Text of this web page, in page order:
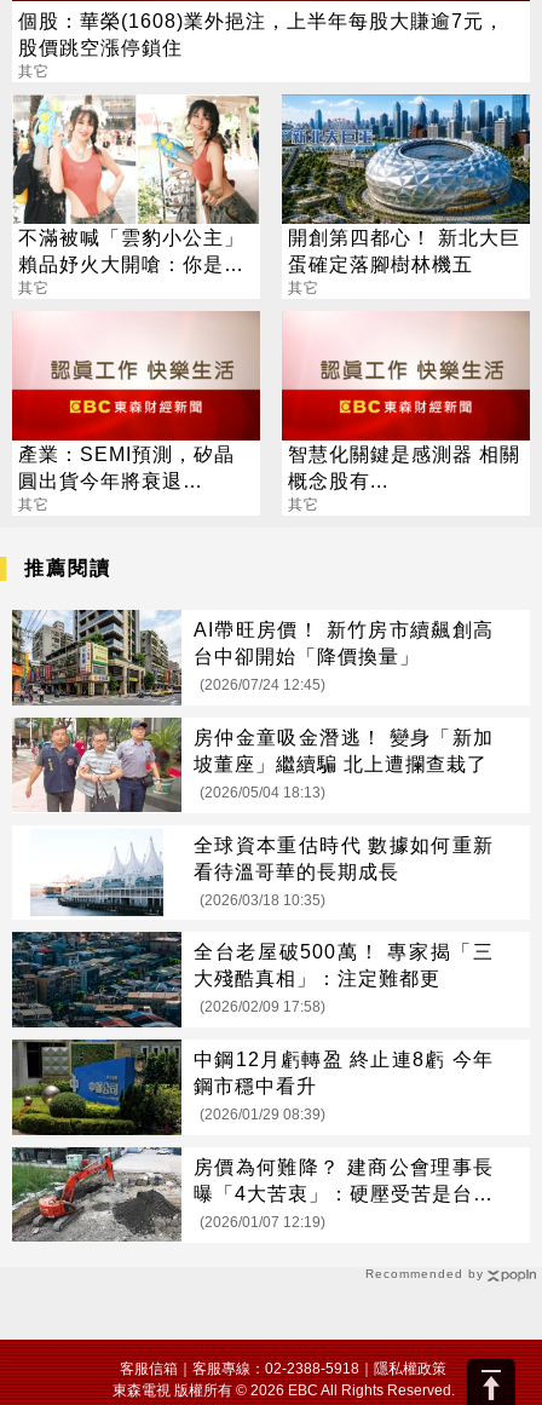
個股：華榮(1608)業外挹注，上半年每股大賺逾7元，
股價跳空漲停鎖住
其它
不滿被喊「雲豹小公主」
賴品妤火大開嗆：你是奴
才命？
其它
開創第四都心！ 新北大巨
蛋確定落腳樹林機五
其它
產業：SEMI預測，矽晶
圓出貨今年將衰退
14.1%，明年起回春，後
其它
智慧化關鍵是感測器 相關
概念股有...
其它
Recommended by
推薦閱讀
AI帶旺房價！ 新竹房市續飆創高
台中卻開始「降價換量」
(2026/07/24 12:45)
房仲金童吸金潛逃！ 變身「新加
坡董座」繼續騙 北上遭攔查栽了
(2026/05/04 18:13)
全球資本重估時代 數據如何重新
看待溫哥華的長期成長
(2026/03/18 10:35)
全台老屋破500萬！ 專家揭「三
大殘酷真相」：注定難都更
(2026/02/09 17:58)
中鋼12月虧轉盈 終止連8虧 今年
鋼市穩中看升
(2026/01/29 08:39)
房價為何難降？ 建商公會理事長
曝「4大苦衷」：硬壓受苦是台灣
人
(2026/01/07 12:19)
客服信箱｜客服專線：02-2388-5918｜隱私權政策
東森電視 版權所有 © 2026 EBC All Rights Reserved.